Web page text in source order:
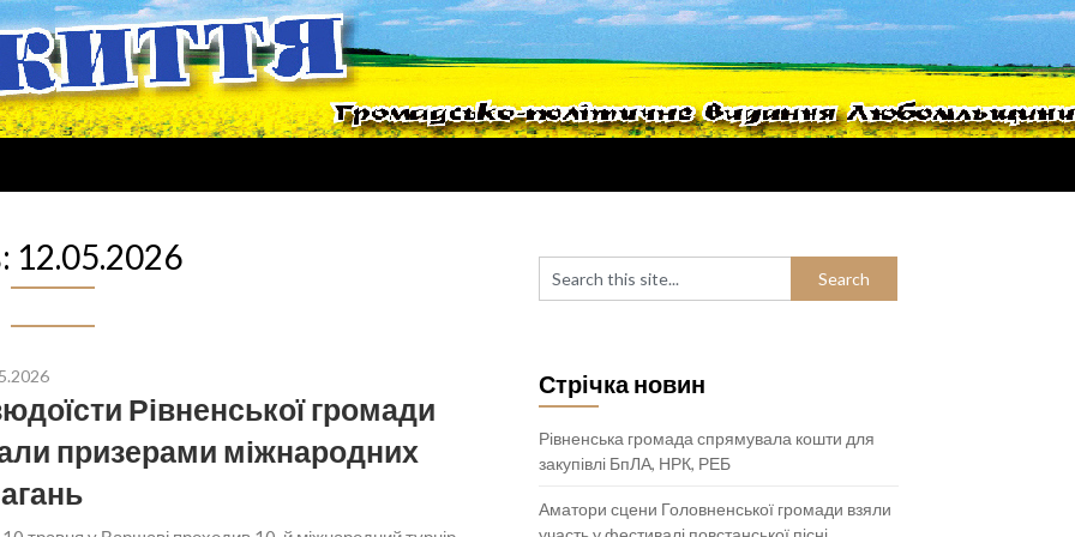
12.05.2026
Рівненської громади
призерами міжнародних
Стрічка новин
Рівненська громада спрямувала кошти для
закупівлі БпЛА, НРК, РЕБ
Аматори сцени Головненської громади взяли